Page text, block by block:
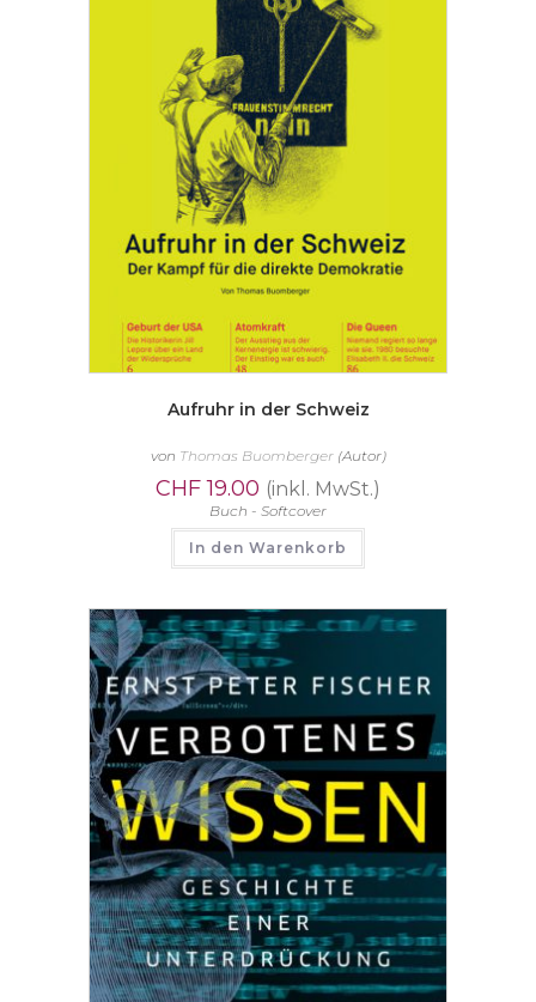
Aufruhr in der Schweiz
von Thomas Buomberger(Autor)
CHF19.00 (inkl. MwSt.)
Buch - Softcover
In den Warenkorb